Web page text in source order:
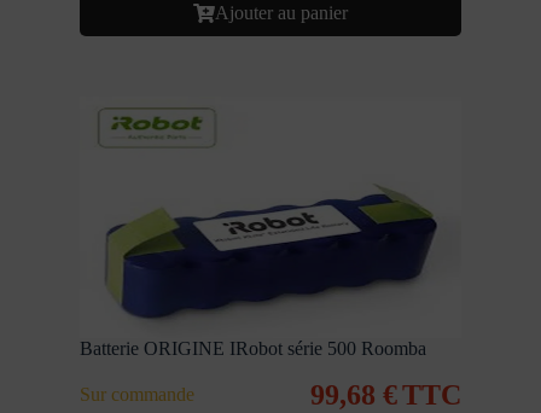
Ajouter au panier
Batterie ORIGINE IRobot série 500 Roomba
Sur commande 99,68 €TTC